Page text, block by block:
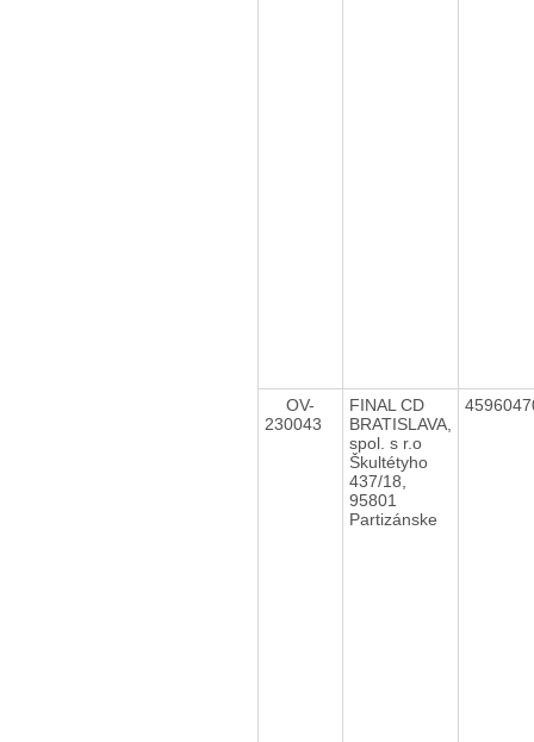
OV-
230043
FINAL CD
BRATISLAVA,
spol. s r.o
Škultétyho
437/18,
95801
Partizánske